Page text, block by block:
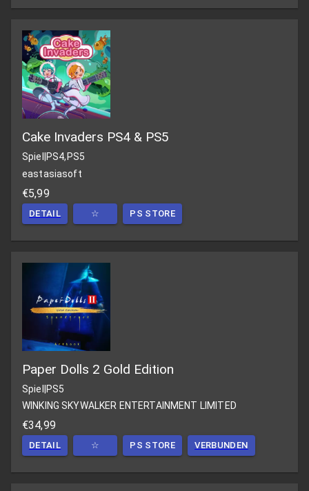
Cake Invaders PS4 & PS5
Spiel
PS4,PS5
eastasiasoft
€5,99
DETAIL ☆ PS STORE
Paper Dolls 2 Gold Edition
Spiel|PS5
WINKING SKYWALKER ENTERTAINMENT LIMITED
€34,99
DETAIL ☆ PS STORE VERBUNDEN